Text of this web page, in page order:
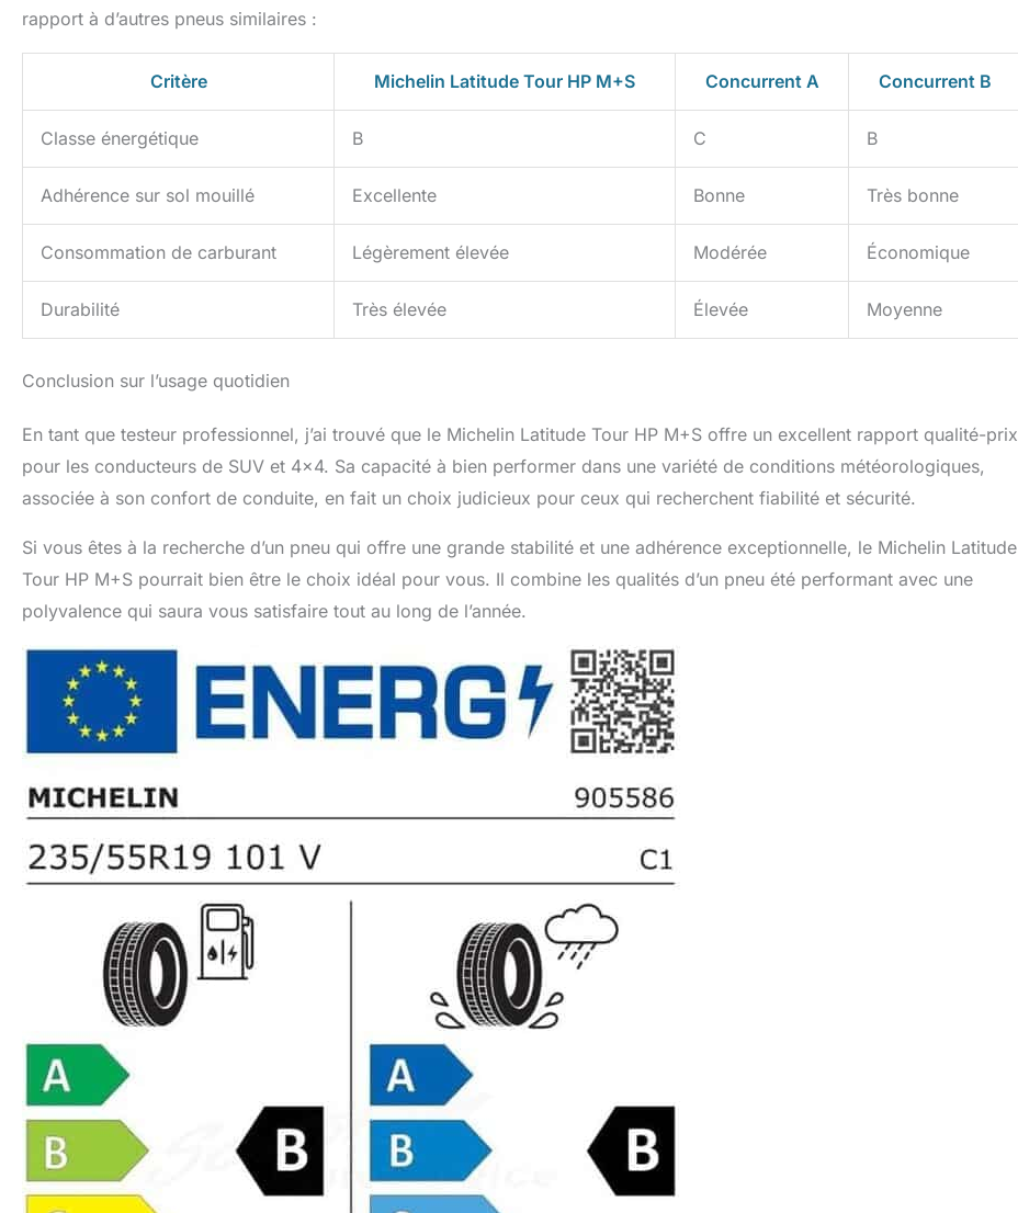
rapport à d’autres pneus similaires :
Critère Michelin Latitude Tour HP M+S Concurrent A Concurrent B
Classe énergétique B C B
Adhérence sur sol mouillé Excellente Bonne Très bonne
Consommation de carburant Légèrement élevée Modérée Économique
Durabilité Très élevée Élevée Moyenne
Conclusion sur l’usage quotidien
En tant que testeur professionnel, j’ai trouvé que le Michelin Latitude Tour HP M+S offre un excellent rapport qualité-prix
pour les conducteurs de SUV et 4×4. Sa capacité à bien performer dans une variété de conditions météorologiques,
associée à son confort de conduite, en fait un choix judicieux pour ceux qui recherchent fiabilité et sécurité.
Si vous êtes à la recherche d’un pneu qui offre une grande stabilité et une adhérence exceptionnelle, le Michelin Latitude
Tour HP M+S pourrait bien être le choix idéal pour vous. Il combine les qualités d’un pneu été performant avec une
polyvalence qui saura vous satisfaire tout au long de l’année.